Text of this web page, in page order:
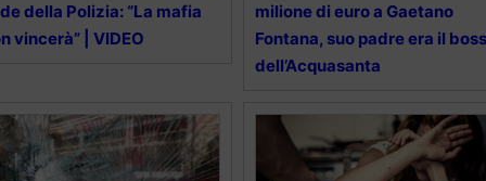
della Polizia: “La mafia
vincerà” | VIDEO
milione di euro a Gaetano
Fontana, suo padre era il boss
dell’Acquasanta